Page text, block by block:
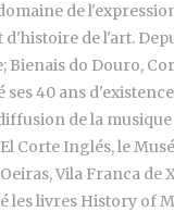
de
d'histoire de l'art.
Bienais do Douro,
ses 40 ans d'existence
de la
Corte Inglés, le
Vila Franca de
les livres History of